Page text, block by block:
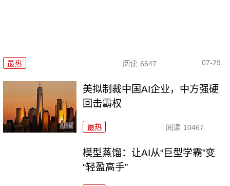
最热 阅读 6647 07-29
美拟制裁中国AI企业，中方强硬
回击霸权
最热 阅读 10467
模型蒸馏：让AI从“巨型学霸”变
“轻盈高手”